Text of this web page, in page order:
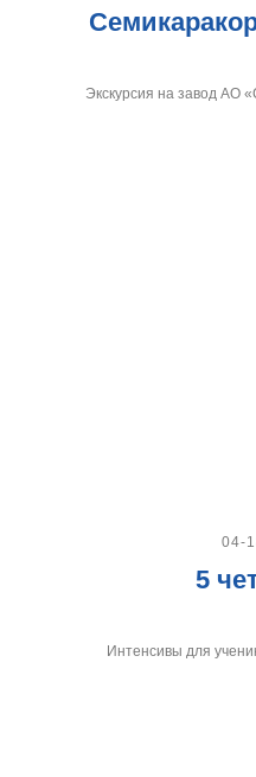
Экскурсия на завод АО
04-
5
Интенсивы для